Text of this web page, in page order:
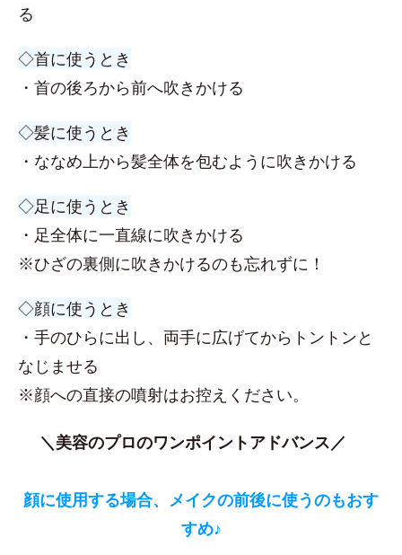
る
◇首に使うとき
・首の後ろから前へ吹きかける
◇髪に使うとき
・ななめ上から髪全体を包むように吹きかける
◇足に使うとき
・足全体に一直線に吹きかける
※ひざの裏側に吹きかけるのも忘れずに！
◇顔に使うとき
・手のひらに出し、両手に広げてからトントンと
なじませる
※顔への直接の噴射はお控えください。
＼美容のプロのワンポイントアドバンス／
顔に使用する場合、メイクの前後に使うのもおす
すめ♪